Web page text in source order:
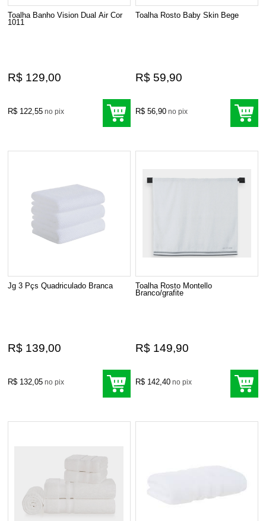
Toalha Banho Vision Dual Air Cor
1011
R$ 129,00
R$ 122,55 no pix
Toalha Rosto Baby Skin Bege
R$ 59,90
R$ 56,90 no pix
Jg 3 Pçs Quadriculado Branca
R$ 139,00
R$ 132,05 no pix
Toalha Rosto Montello
Branco/grafite
R$ 149,90
R$ 142,40 no pix